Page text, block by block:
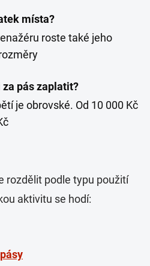
místa?
roste také jeho
pás zaplatit?
je obrovské. Od 10 000 Kč
rozdělit podle typu použití
aktivitu se hodí: